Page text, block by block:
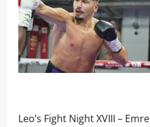
Leo’s Fight Night XVIII – Emre